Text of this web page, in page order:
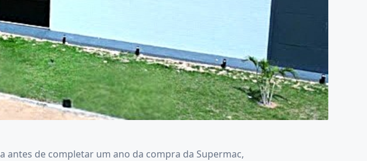
de completar um ano da compra da Supermac,